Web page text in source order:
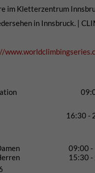
im Kletterzentrum
in Innsbruck. |
Qualifikation
16:30 -
Damen 09:00 -
Herren
15:30